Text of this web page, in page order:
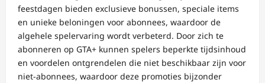
feestdagen bieden exclusieve bonussen, speciale items
en unieke beloningen voor abonnees, waardoor de
algehele spelervaring wordt verbeterd. Door zich te
abonneren op GTA+ kunnen spelers beperkte tijdsinhoud
en voordelen ontgrendelen die niet beschikbaar zijn voor
niet-abonnees, waardoor deze promoties bijzonder